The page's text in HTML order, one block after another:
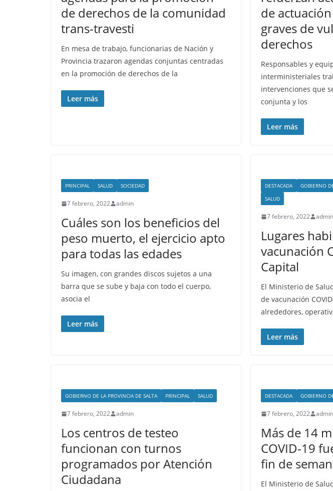
de derechos de la comunidad
trans-travesti
En mesa de trabajo, funcionarias de Nación y
Provincia trazaron agendas conjuntas centradas
en la promoción de derechos de la
Leer más
de
graves de
derechos
Responsables y
interministeriales
intervenciones que
conjunta y los
Leer más
PRINCIPAL SALUD SOCIEDAD
7 febrero, 2022 admin
Cuáles son los beneficios del
peso muerto, el ejercicio apto
para todas las edades
Su imagen, con grandes discos sujetos a una
barra que se sube y baja con todo el cuerpo,
asocia el
Leer más
DESTACADA GOBIERNO
SALUD
7 febrero, 2022 admin
Lugares
vacunación
Capital
El Ministerio de
de vacunación
alrededores,
Leer más
GOBIERNO DE LA PROVINCIA DE SALTA PRINCIPAL SALUD
7 febrero, 2022 admin
Los centros de testeo
funcionan con turnos
programados por Atención
Ciudadana
DESTACADA GOBIERNO
7 febrero, 2022 admin
Más de 14
COVID-19
fin de
El Ministerio de